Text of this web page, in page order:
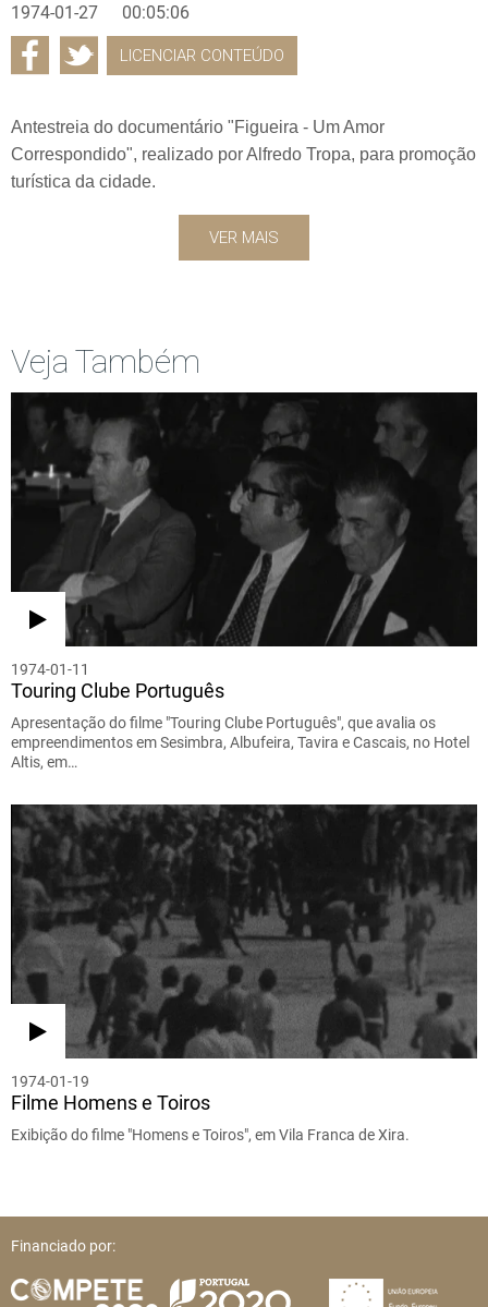
1974-01-27 00:05:06
LICENCIAR CONTEÚDO
Antestreia do documentário "Figueira - Um Amor
Correspondido", realizado por Alfredo Tropa, para promoção
turística da cidade.
VER MAIS
Veja Também
1974-01-11
Touring Clube Português
Apresentação do filme "Touring Clube Português", que avalia os
empreendimentos em Sesimbra, Albufeira, Tavira e Cascais, no Hotel
Altis, em…
1974-01-19
Filme Homens e Toiros
Exibição do filme "Homens e Toiros", em Vila Franca de Xira.
Financiado por: